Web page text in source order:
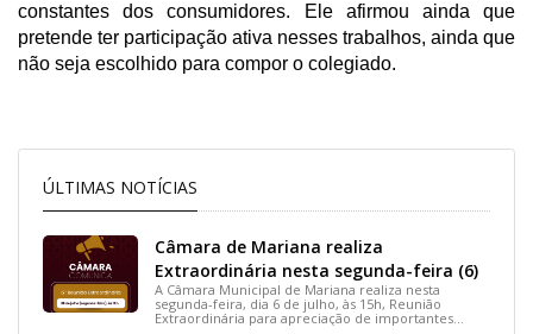
constantes dos consumidores. Ele afirmou ainda que
pretende ter participação ativa nesses trabalhos, ainda que
não seja escolhido para compor o colegiado.
ÚLTIMAS NOTÍCIAS
Câmara de Mariana realiza
Extraordinária nesta segunda-feira (6)
A Câmara Municipal de Mariana realiza nesta
segunda-feira, dia 6 de julho, às 15h, Reunião
Extraordinária para apreciação de importantes